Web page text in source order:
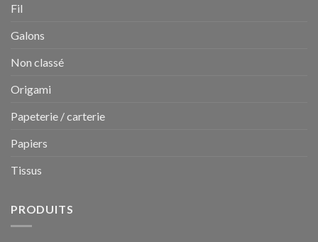
Fil
Galons
Non classé
Origami
Papeterie / carterie
Papiers
Tissus
PRODUITS